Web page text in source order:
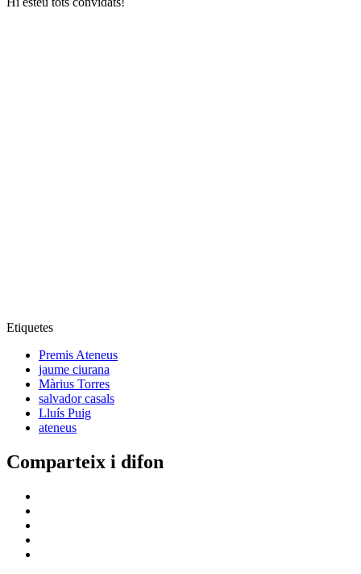
Etiquetes
Premis Ateneus
jaume ciurana
Màrius Torres
salvador casals
Lluís Puig
ateneus
Comparteix i difon